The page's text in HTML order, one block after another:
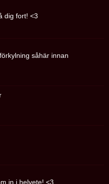
dig fort! <3
såhär innan
in i helvete! <3